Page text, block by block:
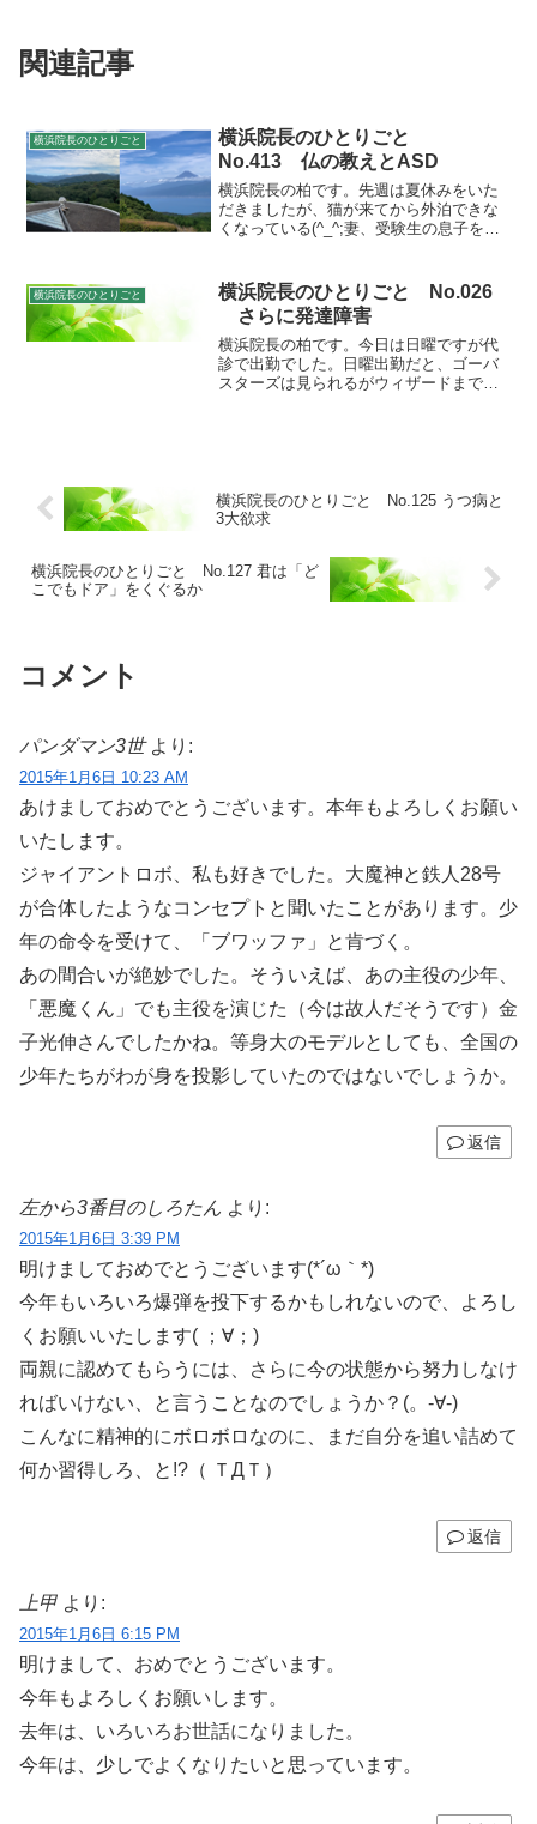
関連記事
横浜院長のひとりごと
横浜院長のひとりごと
No.413 仏の教えとASD
横浜院長の柏です。先週は夏休みをいた
だきましたが、猫が来てから外泊できな
くなっている(^_^;妻、受験生の息子を家
らは診療復帰とあわせて年に一度の大学
集中講義もはじまり...
横浜院長のひとりごと
横浜院長のひとりごと No.026
さらに発達障害
横浜院長の柏です。今日は日曜ですが代
診で出勤でした。日曜出勤だと、ゴーバ
スターズは見られるがウィザードまで見
横浜院長のひとりごと No.125 うつ病と
3大欲求
横浜院長のひとりごと No.127 君は「ど
こでもドア」をくぐるか
コメント
パンダマン3世 より:
2015年1月6日 10:23 AM
あけましておめでとうございます。本年もよろしくお願い
いたします。
ジャイアントロボ、私も好きでした。大魔神と鉄人28号
が合体したようなコンセプトと聞いたことがあります。少
年の命令を受けて、「ブワッファ」と肯づく。
あの間合いが絶妙でした。そういえば、あの主役の少年、
「悪魔くん」でも主役を演じた（今は故人だそうです）金
子光伸さんでしたかね。等身大のモデルとしても、全国の
少年たちがわが身を投影していたのではないでしょうか。
返信
左から3番目のしろたん より:
2015年1月6日 3:39 PM
明けましておめでとうございます(*´ω｀*)
今年もいろいろ爆弾を投下するかもしれないので、よろし
くお願いいたします( ；∀；)
両親に認めてもらうには、さらに今の状態から努力しなけ
ればいけない、と言うことなのでしょうか？(。-∀-)
こんなに精神的にボロボロなのに、まだ自分を追い詰めて
何か習得しろ、と!?（ ＴДＴ）
返信
上甲 より:
2015年1月6日 6:15 PM
明けまして、おめでとうございます。
今年もよろしくお願いします。
去年は、いろいろお世話になりました。
今年は、少しでよくなりたいと思っています。